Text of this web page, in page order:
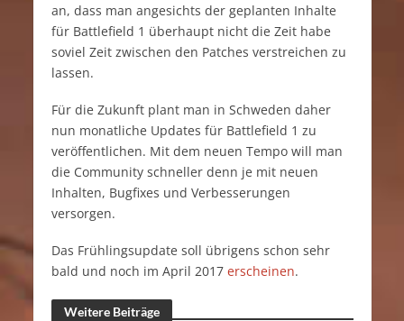
an, dass man angesichts der geplanten Inhalte
für Battlefield 1 überhaupt nicht die Zeit habe
soviel Zeit zwischen den Patches verstreichen zu
lassen.
Für die Zukunft plant man in Schweden daher
nun monatliche Updates für Battlefield 1 zu
veröffentlichen. Mit dem neuen Tempo will man
die Community schneller denn je mit neuen
Inhalten, Bugfixes und Verbesserungen
versorgen.
Das Frühlingsupdate soll übrigens schon sehr
bald und noch im April 2017 erscheinen.
Weitere Beiträge